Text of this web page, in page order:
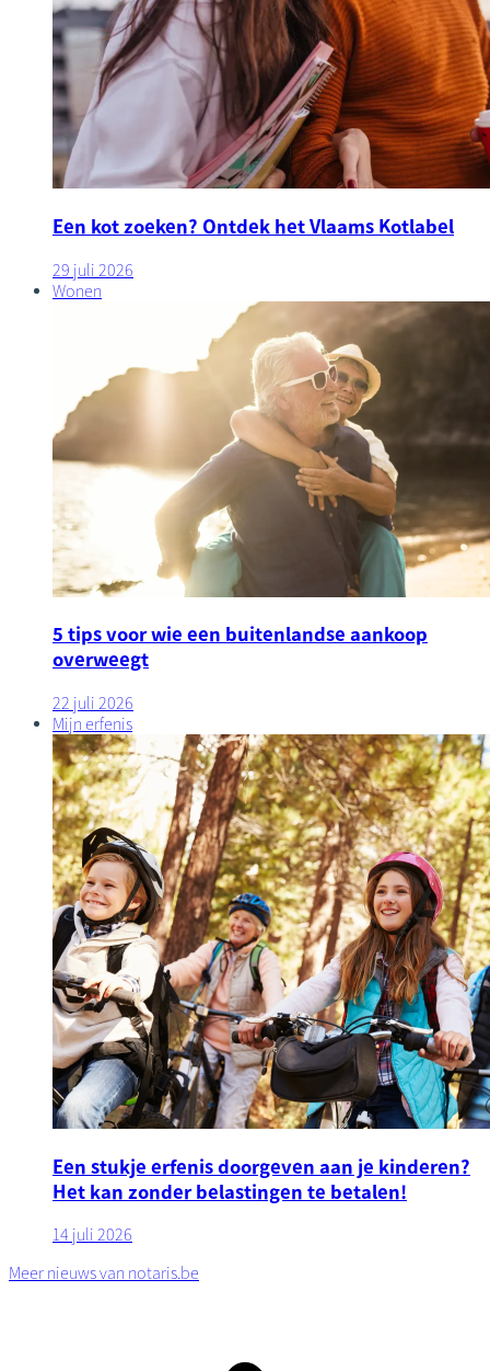
Een kot zoeken? Ontdek het Vlaams Kotlabel
29 juli 2026
Wonen
5 tips voor wie een buitenlandse aankoop
overweegt
22 juli 2026
Mijn erfenis
Een stukje erfenis doorgeven aan je kinderen?
Het kan zonder belastingen te betalen!
14 juli 2026
Meer nieuws van notaris.be